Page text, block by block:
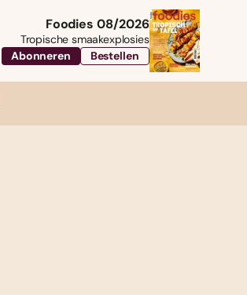
Foodies 08/2026
Tropische smaakexplosies
Abonneren
Bestellen